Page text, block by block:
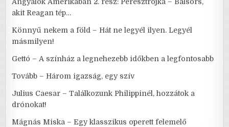
Angyalok Amerikában 2. rész: Peresztrojka – Balsors,
akit Reagan tép…
Könnyű nekem a föld – Hát ne legyél ilyen. Legyél
másmilyen!
Gettó – A színház a legnehezebb időkben a legfontosabb
Tovább – Három igazság, egy szív
Julius Caesar – Találkozunk Philippinél, hozzátok a
drónokat!
Mágnás Miska – Egy klasszikus operett felemelő